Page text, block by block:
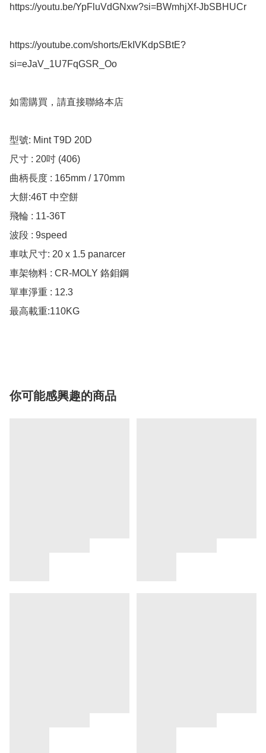
https://youtu.be/YpFluVdGNxw?si=BWmhjXf-JbSBHUCr
https://youtube.com/shorts/EkIVKdpSBtE?
si=eJaV_1U7FqGSR_Oo
如需購買，請直接聯絡本店
型號: Mint T9D 20D
尺寸 : 20吋 (406)
曲柄長度 : 165mm / 170mm
大餅:46T 中空餅
飛輪 : 11-36T
波段 : 9speed
車呔尺寸: 20 x 1.5 panarcer
車架物料 : CR-MOLY 鉻鉬鋼
單車淨重 : 12.3
最高載重:110KG
你可能感興趣的商品